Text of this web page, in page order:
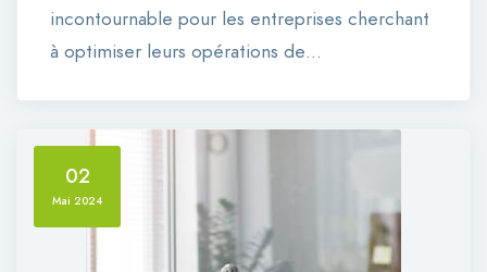
incontournable pour les entreprises cherchant
à optimiser leurs opérations de…
02
Mai 2024